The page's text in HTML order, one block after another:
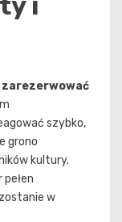
zarezerwować
szybko,
grono
kultury.
w